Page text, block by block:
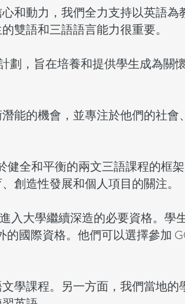
和動力，我們全力支持以英語
雙語和三語語言能力很重要。
劃，旨在培養和提供學生成為關
能的機會，並專注於他們的社會
全和平衡的兩文三語課程的框
創造性發展和個人項目的關注。
入大學繼續深造的必要資格。學
國際資格。他們可以選擇參加
學課程。另一方面，我們當地的